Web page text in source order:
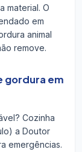
material. O
em
animal
remove.
gordura em
Cozinha
a Doutor
emergências.